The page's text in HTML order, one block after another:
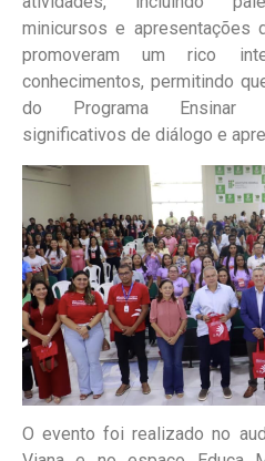
minicursos e apresentações
promoveram um rico
conhecimentos, permitindo
do Programa Ensinar
significativos de diálogo e
O evento foi realizado no